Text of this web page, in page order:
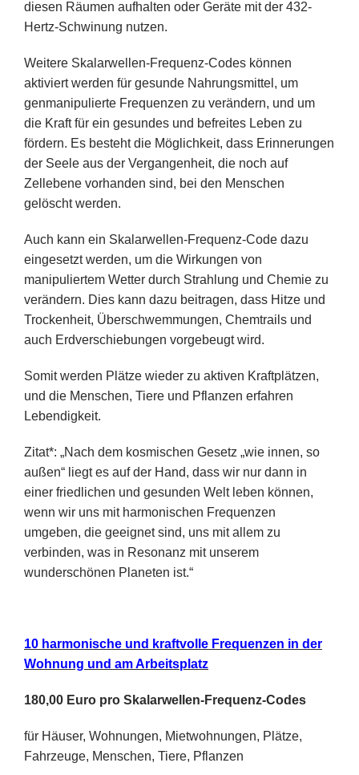
diesen Räumen aufhalten oder Geräte mit der 432-
Hertz-Schwinung nutzen.
Weitere Skalarwellen-Frequenz-Codes können
aktiviert werden für gesunde Nahrungsmittel, um
genmanipulierte Frequenzen zu verändern, und um
die Kraft für ein gesundes und befreites Leben zu
fördern. Es besteht die Möglichkeit, dass Erinnerungen
der Seele aus der Vergangenheit, die noch auf
Zellebene vorhanden sind, bei den Menschen
gelöscht werden.
Auch kann ein Skalarwellen-Frequenz-Code dazu
eingesetzt werden, um die Wirkungen von
manipuliertem Wetter durch Strahlung und Chemie zu
verändern. Dies kann dazu beitragen, dass Hitze und
Trockenheit, Überschwemmungen, Chemtrails und
auch Erdverschiebungen vorgebeugt wird.
Somit werden Plätze wieder zu aktiven Kraftplätzen,
und die Menschen, Tiere und Pflanzen erfahren
Lebendigkeit.
Zitat*: „Nach dem kosmischen Gesetz „wie innen, so
außen“ liegt es auf der Hand, dass wir nur dann in
einer friedlichen und gesunden Welt leben können,
wenn wir uns mit harmonischen Frequenzen
umgeben, die geeignet sind, uns mit allem zu
verbinden, was in Resonanz mit unserem
wunderschönen Planeten ist.“
10 harmonische und kraftvolle Frequenzen in der
Wohnung und am Arbeitsplatz
180,00 Euro pro Skalarwellen-Frequenz-Codes
für Häuser, Wohnungen, Mietwohnungen, Plätze,
Fahrzeuge, Menschen, Tiere, Pflanzen